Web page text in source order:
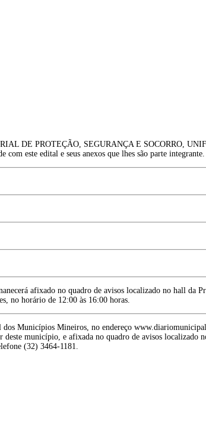
DE PROTEÇÃO, SEGURANÇA E SOCORRO,
este edital e seus anexos que lhes são parte integrante.
afixado no quadro de avisos localizado no hall da
no horário de 12:00 às 16:00 horas.
Municípios Mineiros, no endereço
município, e afixada no quadro de avisos localizado
(32) 3464-1181.